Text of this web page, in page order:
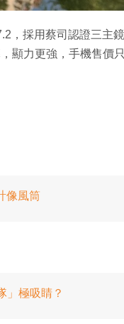
，採用蔡司認證三主
顯力更強，手機售價
像風筒
」極吸睛？